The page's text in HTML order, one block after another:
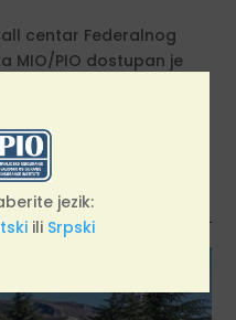
centar Federalnog
MIO/PIO dostupan je
jezik:
ili Srpski